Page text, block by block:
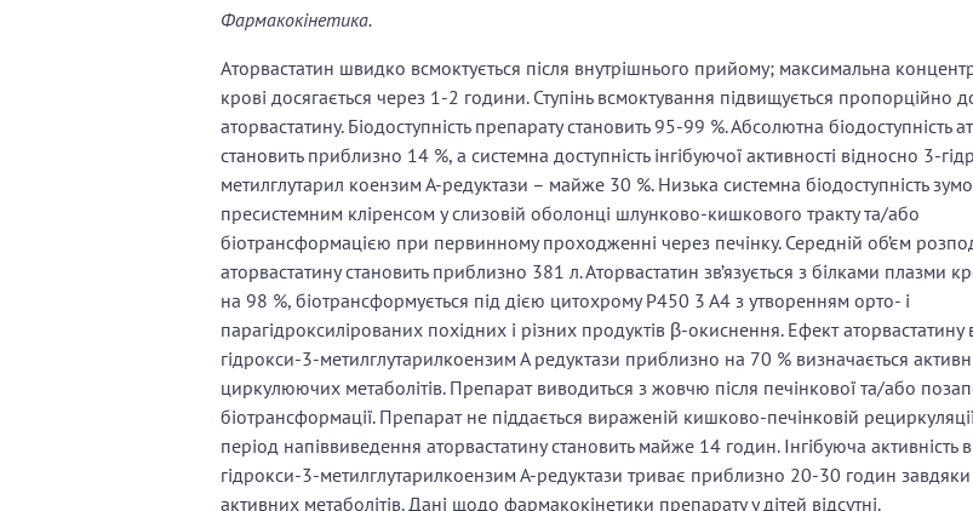
Фармакокінетика.
Аторвастатин швидко всмоктується після внутрішнього прийому; максимальна
крові досягається через 1-2 години. Ступінь всмоктування підвищується пропорційно
аторвастатину. Біодоступність препарату становить 95‑99 %. Абсолютна біодоступність
становить приблизно 14 %, а системна доступність інгібуючої активності відносно 3-
метилглутарил коензим А-редуктази – майже 30 %. Низька системна біодоступність
пресистемним кліренсом у слизовій оболонці шлунково-кишкового тракту та/або
біотрансформацією при первинному проходженні через печінку. Середній об’єм
аторвастатину становить приблизно 381 л. Аторвастатин зв’язується з білками плазми
на 98 %, біотрансформується під дією цитохрому Р450 3 А4 з утворенням орто- і
парагідроксилірованих похідних і різних продуктів β-окиснення. Ефект аторвастатину
гідрокси-3-метилглутарилкоензим А редуктази приблизно на 70 % визначається
циркулюючих метаболітів. Препарат виводиться з жовчю після печінкової та/або
біотрансформації. Препарат не піддається вираженій кишково-печінковій
період напіввиведення аторвастатину становить майже 14 годин. Інгібуюча активність
гідрокси-3-метилглутарилкоензим А-редуктази триває приблизно 20-30 годин завдяки
активних метаболітів. Дані щодо фармакокінетики препарату у дітей відсутні.